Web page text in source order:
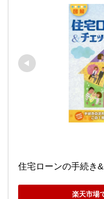
住宅ローンの手続き
楽天市場